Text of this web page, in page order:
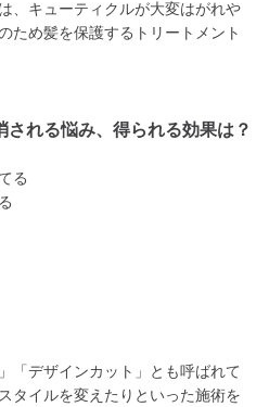
、キューティクルが大変はがれや
ため髪を保護するトリートメント
される悩み、得られる効果は？
る
「デザインカット」とも呼ばれて
タイルを変えたりといった施術を